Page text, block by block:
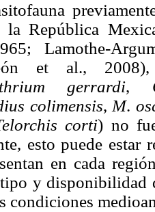
la República
Lamothe-
et al.,
gerrardi,
colimensis,M.
corti) no
esto puede estar
en cada
y disponibilidad
condiciones